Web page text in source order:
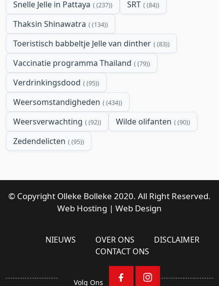
Snelle Jelle in Pattaya (237) SRT (84)
Thaksin Shinawatra (134)
Toeristisch babbeltje Jelle van dinther (83)
Vaccinatie programma Thailand (79)
Verdrinkingsdood (95)
Weersomstandigheden (434)
Weersverwachting (92) Wilde olifanten (90)
Zedendelicten (95)
© Copyright Olleke Bolleke 2020. All Right Reserved.
Web Hosting | Web Design
NIEUWS OVER ONS
DISCLAIMER
CONTACT ONS
Volg Ons